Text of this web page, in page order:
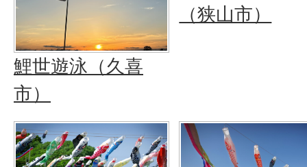
鯉世遊泳（久喜
市）
（狭山市）